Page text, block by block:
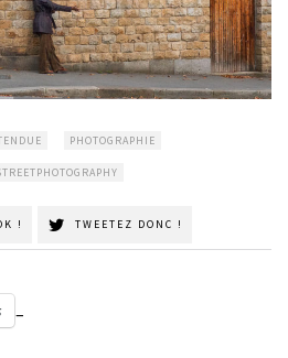
PHOTOGRAPHIE
! TWEETEZ DONC !